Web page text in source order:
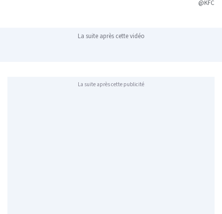
@KFC
La suite après cette vidéo
La suite après cette publicité